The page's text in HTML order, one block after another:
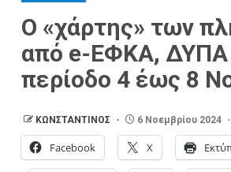
Ο «χάρτης» των
από e-ΕΦΚΑ, ΔΥΠΑ
περίοδο 4 έως 8
ΚΩΝΣΤΑΝΤΙΝΟΣ 6 Νοεμβρίου 2024
Facebook X